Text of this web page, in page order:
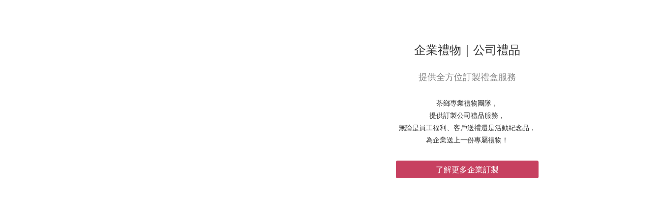
企業禮物｜公司禮品
提供全方位訂製禮盒服務
茶鄉專業禮物團隊，
提供訂製公司禮品服務，
無論是員工福利、客戶送禮還是活動紀念品，
為企業送上一份專屬禮物！
了解更多企業訂製